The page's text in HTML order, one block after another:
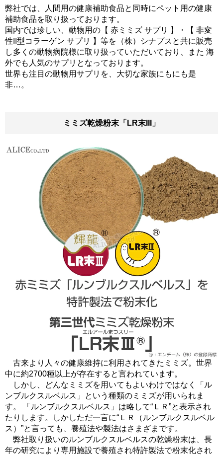
弊社では、人間用の健康補助食品と同時にペット用の健康
補助食品を取り扱っております。
国内では珍しい、動物用の【 赤ミミズ サプリ 】・【 非変
性II型コラーゲン サプリ 】等を（株）シナプスと共に販売
し多くの動物病院様に取り扱っていただいており、また 海
外でも人気のサプリとなっております。
世界も注目の動物用サプリを、大切な家族にもにも是
非…。
ミミズ乾燥粉末「LR末III」
古来より人々の健康維持に利用されてきたミミズ。世界
中に約2700種以上が存在すると言われています。
しかし、どんなミミズを用いてもよいわけではなく「ル
ンブルクスルベルス」という種類のミミズが用いられま
す。 「ルンブルクスルベルス」は略して“ＬＲ”と表示され
たりします。しかしただ一言に“ＬＲ（ルンブルクスルベル
ス）”と言っても、養殖法や製法はさまざまです。
弊社取り扱いのルンブルクスルベルスの乾燥粉末は、長
年の研究により専用施設で養殖され特許製法で粉末化され